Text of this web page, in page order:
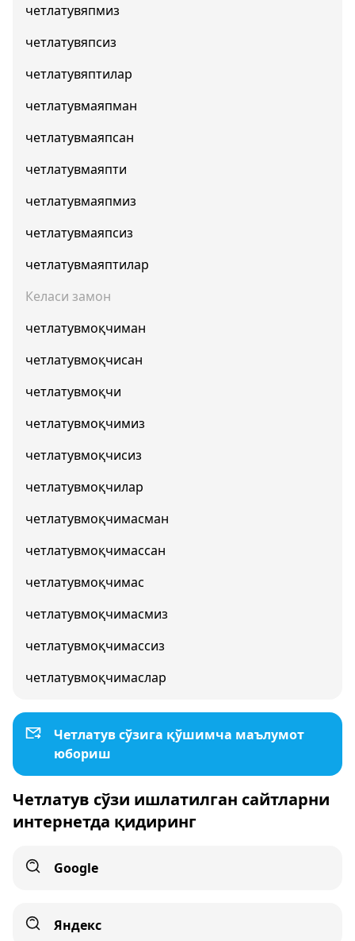
четлатувяпмиз
четлатувяпсиз
четлатувяптилар
четлатувмаяпман
четлатувмаяпсан
четлатувмаяпти
четлатувмаяпмиз
четлатувмаяпсиз
четлатувмаяптилар
Келаси замон
четлатувмоқчиман
четлатувмоқчисан
четлатувмоқчи
четлатувмоқчимиз
четлатувмоқчисиз
четлатувмоқчилар
четлатувмоқчимасман
четлатувмоқчимассан
четлатувмоқчимас
четлатувмоқчимасмиз
четлатувмоқчимассиз
четлатувмоқчимаслар
Четлатув сўзига қўшимча маълумот
юбориш
Четлатув сўзи ишлатилган сайтларни
интернетда қидиринг
Google
Яндекс